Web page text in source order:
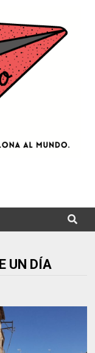
UN DÍA